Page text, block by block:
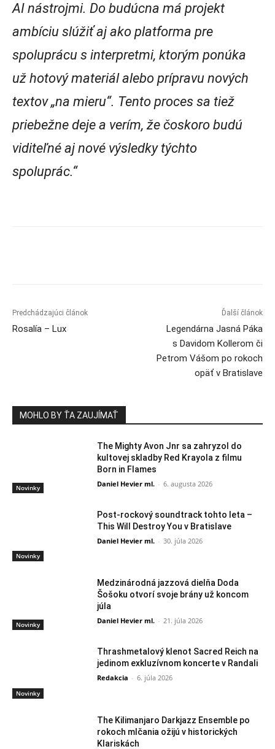
AI nástrojmi. Do budúcna má projekt
ambíciu slúžiť aj ako platforma pre
spoluprácu s interpretmi, ktorým ponúka
už hotový materiál alebo prípravu nových
textov „na mieru“. Tento proces sa tiež
priebežne deje a verím, že čoskoro budú
viditeľné aj nové výsledky týchto
spoluprác.“
Predchádzajúci článok
Rosalía – Lux
Ďalší článok
Legendárna Jasná Páka
s Davidom Kollerom či
Petrom Vášom po rokoch
opäť v Bratislave
MOHLO BY ŤA ZAUJÍMAŤ
Novinky
The Mighty Avon Jnr sa zahryzol do
kultovej skladby Red Krayola z filmu
Born in Flames
Daniel Hevier ml. - 6. augusta 2026
Novinky
Post-rockový soundtrack tohto leta –
This Will Destroy You v Bratislave
Daniel Hevier ml. - 30. júla 2026
Novinky
Medzinárodná jazzová dielňa Doda
Šošoku otvorí svoje brány už koncom
júla
Daniel Hevier ml. - 21. júla 2026
Novinky
Thrashmetalový klenot Sacred Reich na
jedinom exkluzívnom koncerte v Randali
Redakcia - 6. júla 2026
The Kilimanjaro Darkjazz Ensemble po
rokoch mlčania ožijú v historických
Klariskách